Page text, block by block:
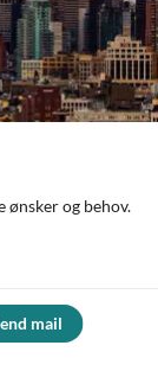
ønsker og behov.
mail